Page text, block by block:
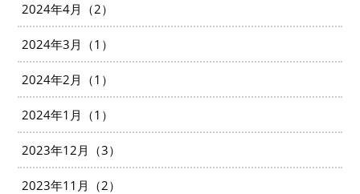
2024年4月（2）
2024年3月（1）
2024年2月（1）
2024年1月（1）
2023年12月（3）
2023年11月（2）